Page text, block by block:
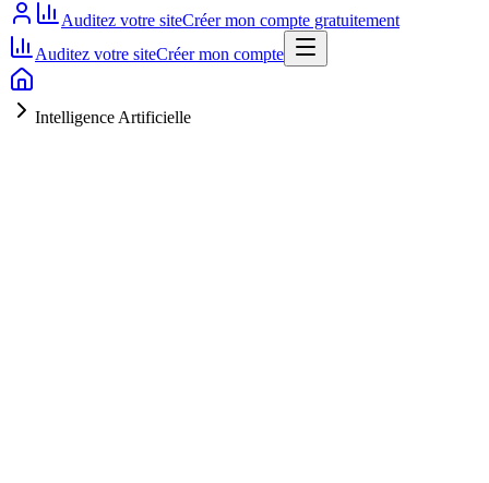
Auditez votre siteCréer mon compte gratuitement
Auditez votre siteCréer mon compte
Intelligence Artificielle